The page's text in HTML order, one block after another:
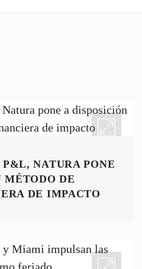
NATURA PONE
MÉTODO DE
DE IMPACTO